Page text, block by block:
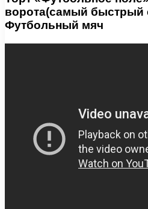
ворота(самый быстрый
Футбольный мяч